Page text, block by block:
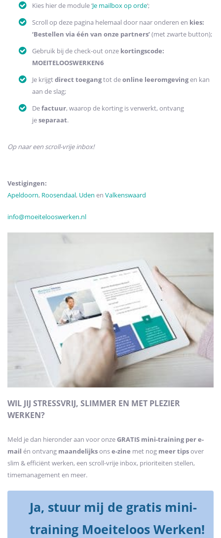
Kies hier de module ‘Je mailbox op orde‘;
Scroll op deze pagina helemaal door naar onderen en kies:
‘Bestellen via één van onze partners’(met zwarte button);
Gebruik bij de check-out onze kortingscode:
MOEITELOOSWERKEN6
Je krijgtdirect toegangtot deonline leeromgevingen kan
aan de slag;
Defactuur, waarop de korting is verwerkt, ontvang
jeseparaat.
Op naar een scroll-vrije inbox!
Vestigingen:
Apeldoorn, Roosendaal, Uden en Valkenswaard
info@moeitelooswerken.nl
WIL JIJ STRESSVRIJ, SLIMMER EN MET PLEZIER
WERKEN?
Meld je dan hieronder aan voor onzeGRATIS mini-training per e-
mail én ontvang maandelijksonse-zine met nog meer tipsover
slim & efficiënt werken, een scroll-vrije inbox, prioriteiten stellen,
timemanagement en meer.
Ja, stuur mij de gratis mini-
training Moeiteloos Werken!